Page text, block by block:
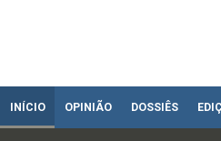
INÍCIO OPINIÃO DOSSIÊS